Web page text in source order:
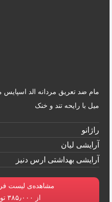
میل با رایحه تند و خنک
راژانو
آرایشی لیان
آرایشی بهداشتی ارس دنیز
مشاهده‌ی لیست
از ۳۸۵٫۰۰۰ تومان